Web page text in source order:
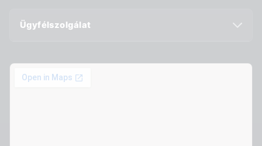
Ügyfélszolgálat